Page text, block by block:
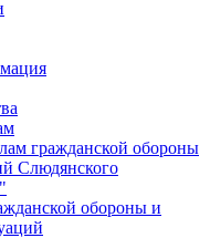
гражданской обороны
Слюдянского
обороны и